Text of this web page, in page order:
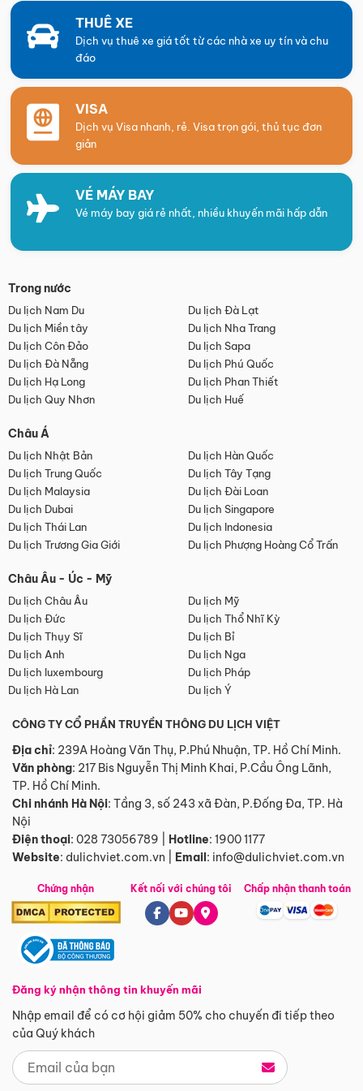
THUÊ XE
Dịch vụ thuê xe giá tốt từ các nhà xe uy tín và chu
đáo
VISA
Dịch vụ Visa nhanh, rẻ. Visa trọn gói, thủ tục đơn
giản
VÉ MÁY BAY
Vé máy bay giá rẻ nhất, nhiều khuyến mãi hấp dẫn
Trong nước
Du lịch Nam Du
Du lịch Đà Lạt
Du lịch Miền tây
Du lịch Nha Trang
Du lịch Côn Đảo
Du lịch Sapa
Du lịch Đà Nẵng
Du lịch Phú Quốc
Du lịch Hạ Long
Du lịch Phan Thiết
Du lịch Quy Nhơn
Du lịch Huế
Châu Á
Du lịch Nhật Bản
Du lịch Hàn Quốc
Du lịch Trung Quốc
Du lịch Tây Tạng
Du lịch Malaysia
Du lịch Đài Loan
Du lịch Dubai
Du lịch Singapore
Du lịch Thái Lan
Du lịch Indonesia
Du lịch Trương Gia Giới
Du lịch Phượng Hoàng Cổ Trấn
Châu Âu - Úc - Mỹ
Du lịch Châu Âu
Du lịch Mỹ
Du lịch Đức
Du lịch Thổ Nhĩ Kỳ
Du lịch Thụy Sĩ
Du lịch Bỉ
Du lịch Anh
Du lịch Nga
Du lịch luxembourg
Du lịch Pháp
Du lịch Hà Lan
Du lịch Ý
CÔNG TY CỔ PHẦN TRUYỀN THÔNG DU LỊCH VIỆT
Địa chỉ: 239A Hoàng Văn Thụ, P.Phú Nhuận, TP. Hồ Chí Minh.
Văn phòng: 217 Bis Nguyễn Thị Minh Khai, P.Cầu Ông Lãnh,
TP. Hồ Chí Minh.
Chi nhánh Hà Nội: Tầng 3, số 243 xã Đàn, P.Đống Đa, TP. Hà
Nội
Điện thoại: 028 73056789 Hotline: 1900 1177
Website: dulichviet.com.vn Email: info@dulichviet.com.vn
Chứng nhận
Đăng ký nhận thông tin khuyến mãi
Nhập email để có cơ hội giảm 50% cho chuyến đi tiếp theo
của Quý khách
Kết nối với chúng tôi Chấp nhận thanh toán